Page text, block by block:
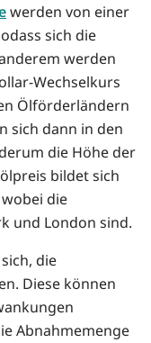
werden von einer
sich die
werden
Wechselkurs
Ölförderländern
sich dann in den
die Höhe der
bildet sich
die
und London sind.
die
Diese können
Abnahmemenge